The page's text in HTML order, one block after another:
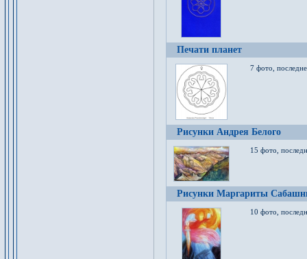
Печати планет
7 фото,
Рисунки Андрея Белого
15 фото,
Рисунки Маргариты
10 фото,